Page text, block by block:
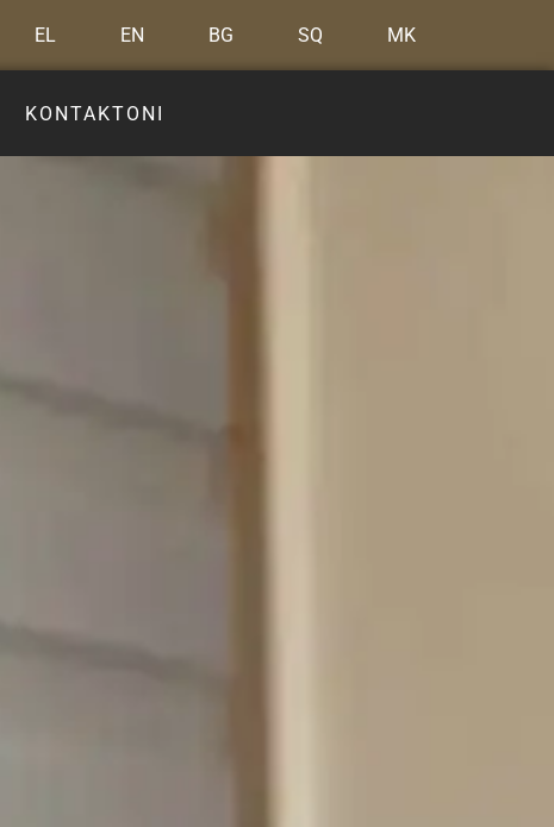
EL EN BG SQ MK
KONTAKTONI